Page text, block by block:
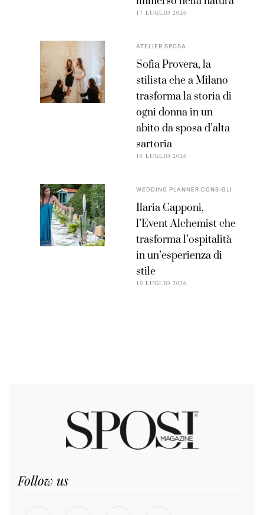
17 LUGLIO 2026
ATELIER SPOSA
Sofia Provera, la
stilista che a Milano
trasforma la storia di
ogni donna in un
abito da sposa d’alta
sartoria
15 LUGLIO 2026
WEDDING PLANNER CONSIGLI
Ilaria Capponi,
l’Event Alchemist che
trasforma l’ospitalità
in un’esperienza di
stile
10 LUGLIO 2026
Follow us